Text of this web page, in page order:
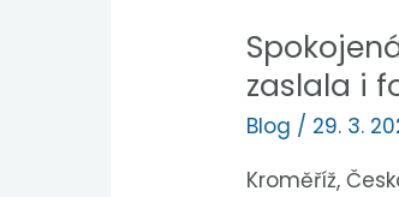
zaslala i
Blog / 29. 3.
Kroměříž,